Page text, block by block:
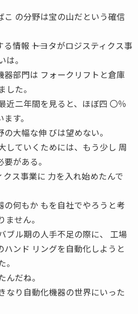
こ の分野は宝の山だという確信
る情報 ――トヨタがロジスティクス事
。
器部門は フォークリフトと倉庫
た。
近二年間を見ると、ほぼ四 〇％
す。
大幅な伸 びは望めない。
していくためには、もう少し 周
がある。
ス事業に 力を入れ始めたんで
の何もか もを自社でやろうと考
せん。
ブル期の人手不足の際に、 工場
ハンド リングを自動化しようと
んだね。
なり自動化機器の世界にいった